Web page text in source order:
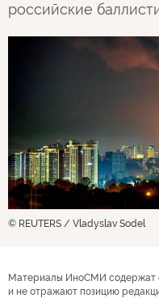
российские
© REUTERS / Vladyslav Sodel
Материалы ИноСМИ содержат
и не отражают позицию